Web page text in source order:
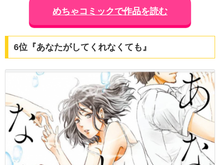
めちゃコミックで作品を読む
6位『あなたがしてくれなくても』